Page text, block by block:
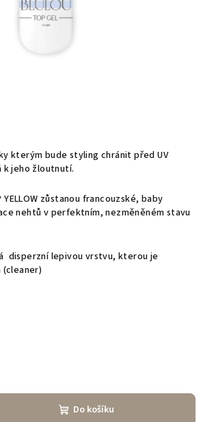
kterým bude styling chránit před UV
k jeho žloutnutí.
zůstanou francouzské, baby
nehtů v perfektním, nezměněném stavu
disperzní lepivou vrstvu, kterou je
Do košíku